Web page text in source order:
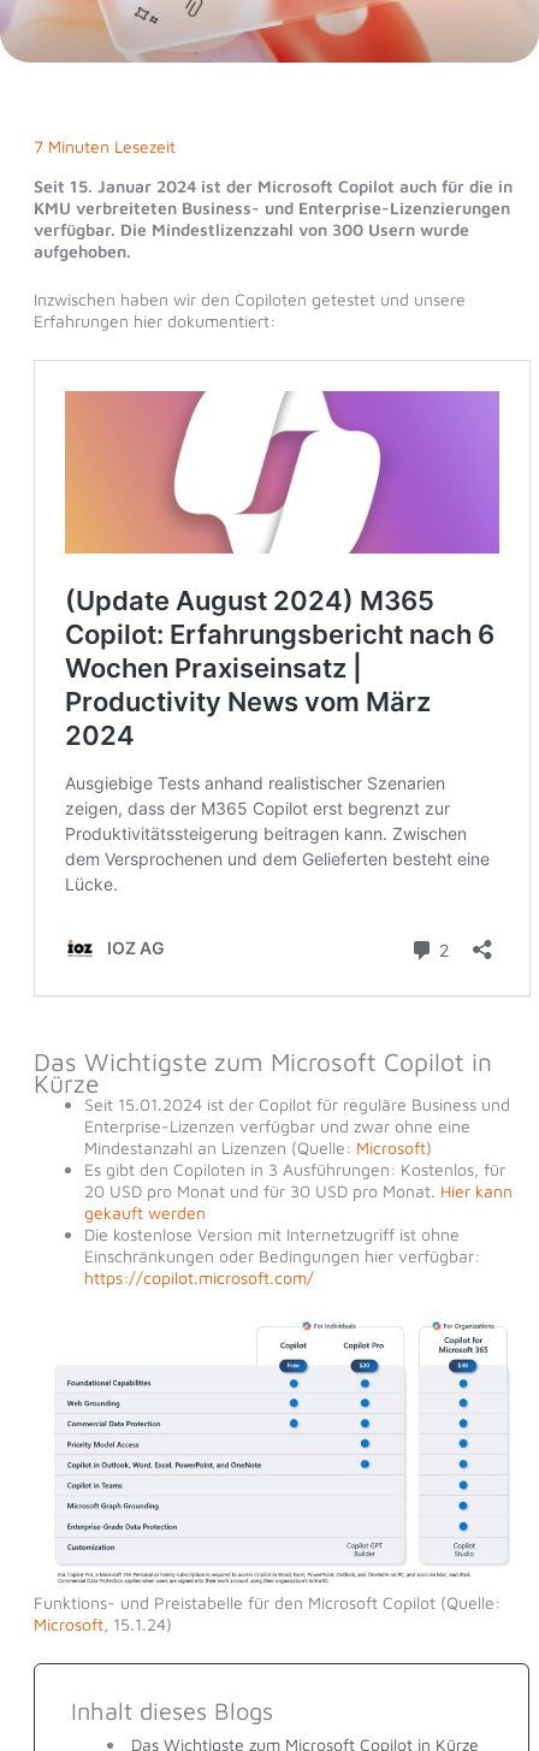
7 Minuten Lesezeit
Seit 15. Januar 2024 ist der Microsoft Copilot auch für die in
KMU verbreiteten Business- und Enterprise-Lizenzierungen
verfügbar. Die Mindestlizenzzahl von 300 Usern wurde
aufgehoben.
Inzwischen haben wir den Copiloten getestet und unsere
Erfahrungen hier dokumentiert:
Das Wichtigste zum Microsoft Copilot in
Kürze
Seit 15.01.2024 ist der Copilot für reguläre Business und
Enterprise-Lizenzen verfügbar und zwar ohne eine
Mindestanzahl an Lizenzen (Quelle: Microsoft)
Es gibt den Copiloten in 3 Ausführungen: Kostenlos, für
20 USD pro Monat und für 30 USD pro Monat. Hier kann
gekauft werden
Die kostenlose Version mit Internetzugriff ist ohne
Einschränkungen oder Bedingungen hier verfügbar:
https://copilot.microsoft.com/
Funktions- und Preistabelle für den Microsoft Copilot (Quelle:
Microsoft, 15.1.24)
Inhalt dieses Blogs
Das Wichtigste zum Microsoft Copilot in Kürze